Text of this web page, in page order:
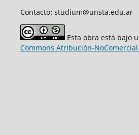
Contacto: studium@unsta.edu.ar
Esta obra está bajo
Commons Atribución-